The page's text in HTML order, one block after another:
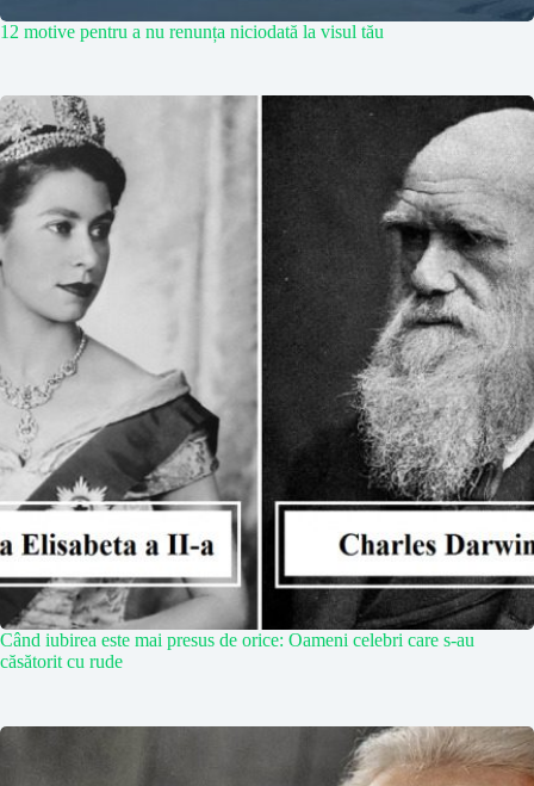
12 motive pentru a nu renunța niciodată la visul tău
Când iubirea este mai presus de orice: Oameni celebri care s-au
căsătorit cu rude